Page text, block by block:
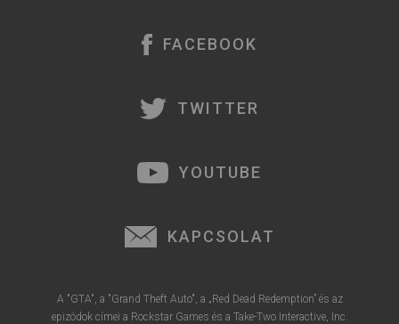
FACEBOOK
TWITTER
YOUTUBE
KAPCSOLAT
A "GTA", a "Grand Theft Auto", a „Red Dead Redemption” és az
epizódok címei a Rockstar Games és a Take-Two Interactive, Inc.